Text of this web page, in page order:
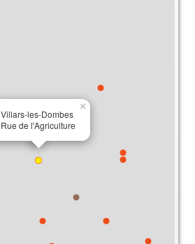
Villars-les-Dombes
Rue de l'Agriculture
×